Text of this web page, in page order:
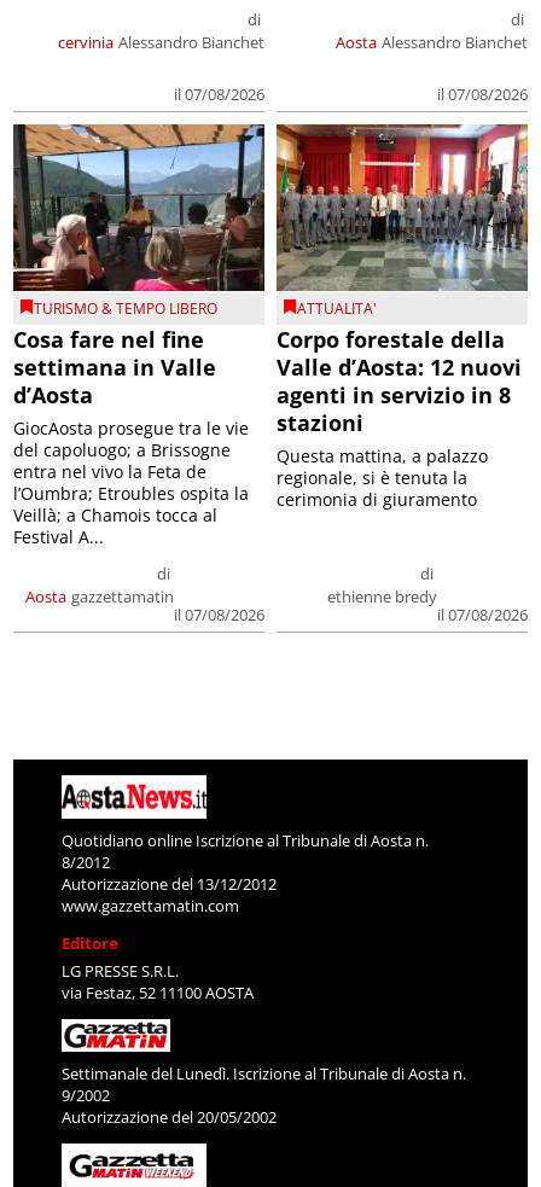
cervinia
di
Alessandro Bianchet
il 07/08/2026
Aosta
di
Alessandro Bianchet
il 07/08/2026
TURISMO & TEMPO LIBERO
Cosa fare nel fine
settimana in Valle
d’Aosta
Aosta
di
gazzettamatin
il 07/08/2026
GiocAosta prosegue tra le vie
del capoluogo; a Brissogne
entra nel vivo la Feta de
l’Oumbra; Etroubles ospita la
Veillà; a Chamois tocca al
Festival A...
ATTUALITA'
Corpo forestale della
Valle d’Aosta: 12 nuovi
agenti in servizio in 8
stazioni
di
ethienne bredy
il 07/08/2026
Questa mattina, a palazzo
regionale, si è tenuta la
cerimonia di giuramento
Quotidiano online Iscrizione al Tribunale di Aosta n.
8/2012
Autorizzazione del 13/12/2012
www.gazzettamatin.com
Editore
LG PRESSE S.R.L.
via Festaz, 52 11100 AOSTA
Settimanale del Lunedì. Iscrizione al Tribunale di Aosta n.
9/2002
Autorizzazione del 20/05/2002